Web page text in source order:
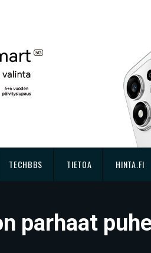
TECHBBS TIETOA HINTA.FI
parhaat